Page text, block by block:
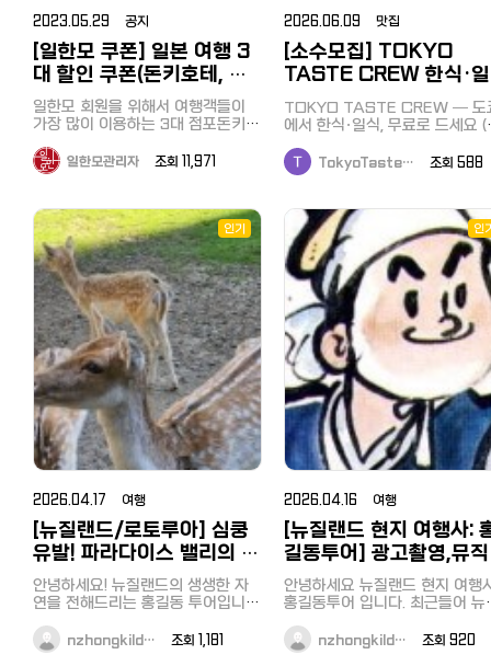
2023.05.29 공지
[일한모 쿠폰] 일본 여행 3
대 할인 쿠폰(돈키호테, 마
츠모토 키요시, 빅카메라)
일한모 회원을 위해서 여행객들이
가장 많이 이용하는 3대 점포돈키호
인 쿠폰을 준비했습니다. 구매액에
따라 최대 10% + 면세 10%, 20%
여권의 제시가 필요하며 일본 거주
민은 할인을 받으실 수 없습니다^^;;
1. 일본 쇼핑의 대명사 돈키호테 돈
키호테의 방일 관광객 대상 할인쿠
폰 「Yokoso! Card」가 「Discount
Coupon」로 리뉴얼 되었습니다. 【새
로운 쿠폰의 특징】 10,000엔(세금
별도) 이상 면세 구매 시 최대 면세
율 10%+5% OFF로 구입하실 수
있습니다! 할인금액의 상한 없음! 많
이 구입하실수록 할인율이 높아집니
다! 세금 불포함 10,000엔 이상 구
매 시 5% 할인 할인쿠폰 이용 방법
(모바일 전용) 【대상자】 세금 불포함
10,000엔 이상, 면세로 구매하시는
고객님 한정 ※일본인 일시 귀국자
도 면세가 가능하며, 본 쿠폰의 대상
입니다. ※외국공관 등 (대사관) 면세
는 대상에서 제외됩니다. 【대상 점
포】 일본 내 돈키호테, APITA,
PIAGO (일부 점포 제외) 【이용 방
법】 ① 이하의 쿠폰 배너를 클릭하
면, 쿠폰 화면으로 이동합니다. ② 쿠
폰 화면을 계산 시, 직원에게 제시해
주시길 바랍니다. ③ 마지막으로「사
용」버튼을 누릅니다. ※고객님께 스
일한모관리자 조회 11,971
2026.06.09 맛집
[소수모집] TOKYO
TASTE CREW 한식·
시식단 — 1차 사전 모집
TOKYO TASTE CREW — 도
에서 한식·일식, 무료로 드세요 (
죠. 저희는 검증된 한식·일식 매
서 식사 → 솔직한 피드백 1개 →
다. 목표는 주 3끼까지 무료. 왜 무료
냐면 — 새로 런칭하는 매장은
에 알려지는 게 가장 중요하고,
가 진짜 손님으로 그 시작을 돕
다. 당신은 식사, 저희는 피드백.
은 비용도, 결제도 없습니다. 아무 데
나 안 보냅니다. 위생·매장 정보
명하게 공개하고, 검증된 곳만
합니다. 참여 대상: 도쿄(및 인근) 거
주 누구나 (유학생·직장인·교민)
한식/일식 좋아하는 분 지금은 입장
만 하면 끝입니다. 들어와서 따
거 없고, 알림 꺼두셔도 됩니다.
중순부터 매칭이 시작되니 그때
편하게 계시면 됩니다. 진행: 1. 지금
입장 (아래 링크, 끝) 2. 8월 중순
터 매칭 — 입장 순서대로 우선
마에칸 등) 4. 솔직한 피드백 1
식대 환급 (절차 간단, 매칭 전 안
지금이 유리한 이유: 1기는 소수
예만. 입장 순서 = 우선순위(전
록). 인원 차면 게시글 내려갑니
(区) / 닉네임(영어) 예) 0609 /
주쿠 / Tom (지역 구분용, 한 번
TokyoTaste… 조회
인기
2026.04.17 여행
[뉴질랜드/로토루아] 심쿵
유발! 파라다이스 밸리의 귀
여운 동물 친구들 (with 홍
길동 투어)
안녕하세요! 뉴질랜드의 생생한 자
연을 전해드리는 홍길동 투어입니
링'되는 장소, 파라다이스 밸리 스프
링스(Paradise Valley Springs)의
nzhongkild… 조회 1,181
인
2026.04.16 여행
[뉴질랜드 현지 여행사:
길동투어] 광고촬영,뮤
디오,다큐멘터리 그리고
수지역 방문은 홍길동투
와 함께…
안녕하세요 뉴질랜드 현지 여행사
홍길동투어 입니다. 최근들어 뉴질
오는 일이 많아졌었는데요 태연,그
리고 마마무의 뮤직비디오를 뉴
nzhongkild… 조회 920